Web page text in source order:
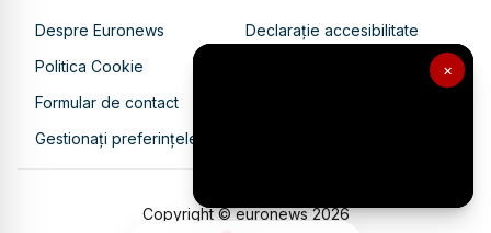
×
Despre Euronews
Declarație accesibilitate
Politica Cookie
Politica de confidențialitate
Formular de contact
Gestionați preferințele
Copyright © euronews2026